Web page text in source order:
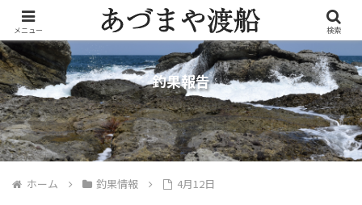
釣果報告
ホーム 釣果情報 4月12日
メニュー 検索